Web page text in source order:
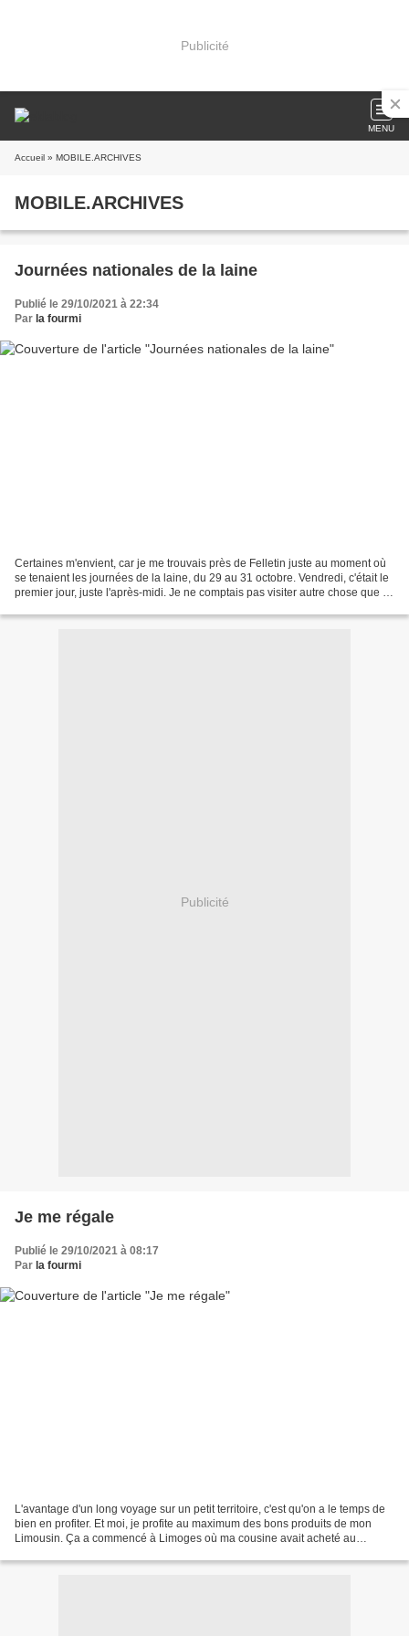
Publicité
MENU
Accueil » MOBILE.ARCHIVES
MOBILE.ARCHIVES
Journées nationales de la laine
Publié le 29/10/2021 à 22:34
Par la fourmi
Certaines m'envient, car je me trouvais près de Felletin juste au moment où
se tenaient les journées de la laine, du 29 au 31 octobre. Vendredi, c'était le
premier jour, juste l'après-midi. Je ne comptais pas visiter autre chose que le
Publicité
Je me régale
Publié le 29/10/2021 à 08:17
Par la fourmi
L'avantage d'un long voyage sur un petit territoire, c'est qu'on a le temps de
bien en profiter. Et moi, je profite au maximum des bons produits de mon
Limousin. Ça a commencé à Limoges où ma cousine avait acheté au